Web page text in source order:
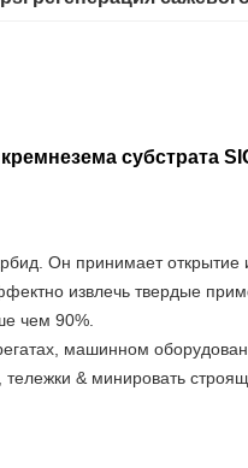
субстрата
Он принимает открытие
извлечь твердые
чем 90%.
машинном
& минировать